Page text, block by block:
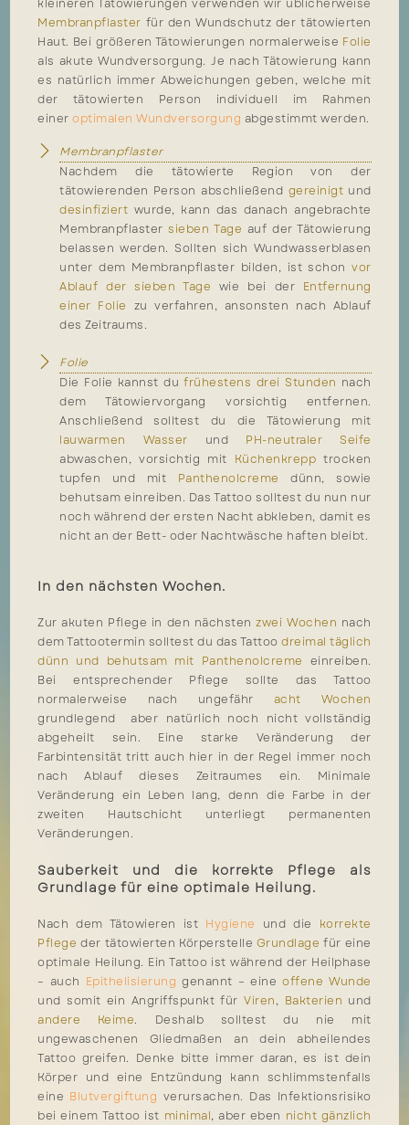
Membranpflaster für den Wundschutz der tätowierten
Haut. Bei größeren Tätowierungen normalerweise Folie
als akute Wundversorgung. Je nach Tätowierung kann
es natürlich immer Abweichungen geben, welche mit
der tätowierten Person individuell im Rahmen
eineroptimalen Wundversorgung abgestimmt werden.
Membranpflaster
Nachdem die tätowierte Region von der
tätowierenden Person abschließend gereinigt und
desinfiziert wurde, kann das danach angebrachte
Membranpflaster sieben Tage auf der Tätowierung
belassen werden. Sollten sich Wundwasserblasen
unter dem Membranpflaster bilden, ist schonvor
Ablauf der sieben Tage wie bei der Entfernung
einer Folie zu verfahren, ansonsten nach Ablauf
des Zeitraums.
Folie
Die Folie kannst dufrühestens drei Stunden nach
dem Tätowiervorgang vorsichtig entfernen.
Anschließend solltest du die Tätowierung mit
lauwarmen Wasser und PH-neutraler Seife
abwaschen, vorsichtig mit Küchenkrepptrocken
tupfen und mit Panthenolcremedünn, sowie
behutsam einreiben. Das Tattoo solltest du nun nur
noch während der ersten Nacht abkleben, damit es
nicht an der Bett- oder Nachtwäsche haften bleibt.
In den nächsten Wochen.
Zur akuten Pflege in den nächstenzwei Wochen nach
dem Tattootermin solltest du das Tattoodreimal täglich
dünn und behutsam mit Panthenolcreme einreiben.
Bei entsprechender Pflege sollte das Tattoo
normalerweise nach ungefähr acht Wochen
grundlegend aber natürlich noch nicht vollständig
abgeheilt sein. Eine starke Veränderung der
Farbintensität tritt auch hier in der Regel immer noch
nach Ablauf dieses Zeitraumes ein. Minimale
Veränderung ein Leben lang, denn die Farbe in der
zweiten Hautschicht unterliegt permanenten
Veränderungen.
Sauberkeit und die korrekte Pflege als
Grundlage für eine optimale Heilung.
Nach dem Tätowieren ist Hygiene und die korrekte
Pflege der tätowierten Körperstelle Grundlagefür eine
optimale Heilung. Ein Tattoo ist während der Heilphase
– auch Epithelisierung genannt – eineoffene Wunde
und somit ein Angriffspunkt fürViren, Bakterien und
andere Keime. Deshalb solltest du nie mit
ungewaschenen Gliedmaßen an dein abheilendes
Tattoo greifen. Denke bitte immer daran, es ist dein
Körper und eine Entzündung kann schlimmstenfalls
eine Blutvergiftung verursachen. Das Infektionsrisiko
bei einem Tattoo ist minimal, aber eben nicht gänzlich